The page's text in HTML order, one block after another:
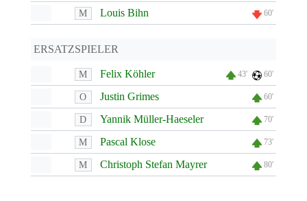
M Louis Bihn 60'
ERSATZSPIELER
M Felix Köhler 43' 60'
O Justin Grimes 60'
D Yannik Müller-Haeseler 70'
M Pascal Klose 73'
M Christoph Stefan Mayrer 80'